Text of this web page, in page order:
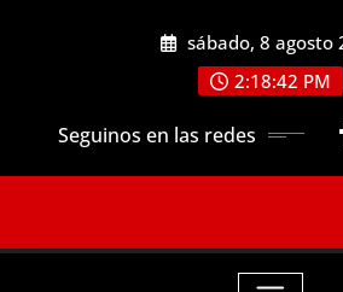
sábado, 8 agosto
2:18:44 PM
Seguinos en las redes